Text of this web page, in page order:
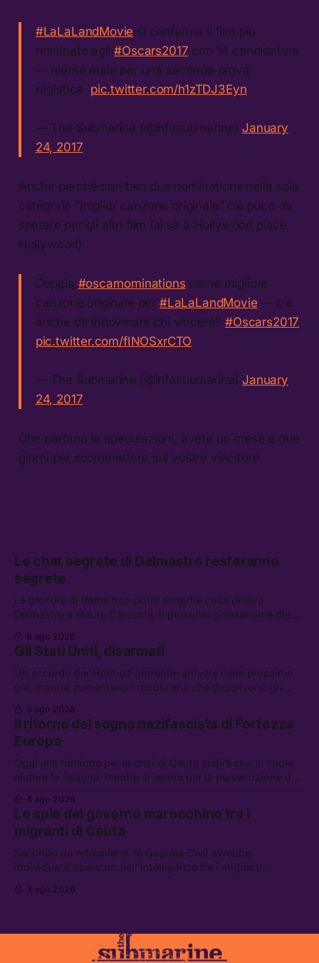
#LaLaLandMovie si conferma il film più
nominato agli#Oscars2017 con 14 candidature
— niente male per una seconda prova
registica. pic.twitter.com/h1zTDJ3Eyn
— The Submarine (@infosubmarine)January
24, 2017
Anche perché con ben due nominations nella sola
categoria “miglior canzone originale” c’è poco da
sperare per gli altri film (si sà a Hollywood piace
Hollywood)
Doppia #oscarnominations come migliore
canzone originale per #LaLaLandMovie — c’è
anche da indovinare chi vincerà?#Oscars2017
pic.twitter.com/fINOSxrCTO
— The Submarine (@infosubmarine)January
24, 2017
Che partano le speculazioni, avete un mese e due
giorni per scommettere sul vostro vincitore.
Le chat segrete di Delmastro resteranno
segrete
La procura di Roma non potrà scoprire cosa diceva
Delmastro a Mauro Caroccia, il presunto prestanome del
attacchi in Libano, il governo chiederà 36 miliardi di
flessibilità in armi e energia, e Grokipedia è già stata
abbandonata
6 ago 2026
Gli Stati Uniti, disarmati
Un accordo per Hormuz potrebbe arrivare nelle prossime
ore, mentre aumentano i retroscena che descrivono gli
chi aspetta i dispersi di Ceuta, il boom dei carburanti
diluiti, e quanti attivisti anti data center sono stati arrestati
5 ago 2026
Il ritorno del sogno nazifascista di Fortezza
Europa
Oggi alla riunione per la crisi di Ceuta si dirà che si vuole
aiutare la Spagna, mentre si lavora per la persecuzione dei
spontanei a Gaza, un giovane di 19 anni è morto sotto il
sole per raccogliere pomodori, e cosa dice l’AI Act europeo
4 ago 2026
Le spie del governo marocchino tra i
migranti di Ceuta
Secondo un retroscena, la Guardia Civil avrebbe
individuato operatori dell’intelligence tra i migranti
hanno ucciso 19 persone a Gaza; le tensioni nel campo
3 ago 2026